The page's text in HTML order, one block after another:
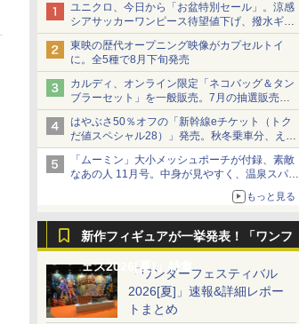
ユニクロ、今日から「お盆特別セール」。涼感
シアサッカーワンピース待望値下げ、撥水ギア
ショーツは1990円に
東映の歴代オープニング映像がカプセルトイ
に。全5種で8月下旬発売
カルディ、オンライン限定「ネコバッグ＆タン
ブラーセット」を一般販売。7月の抽選販売の
当選無効分
はやぶさ50％オフの「新幹線eチケット（トク
だ値スペシャル28）」発売。秋冬乗車分、えき
ねっと限定
「ムーミン」大小メッシュポーチが付録、素敵
なあの人 11月号。中身が見やすく、温泉スパに
もっと見る
新作フィギュアが一挙発表！「ワンフ
ェス2026[夏]」特集「ワンダーフェスティバル
2026[夏]」速報&詳細レポー
トまとめ